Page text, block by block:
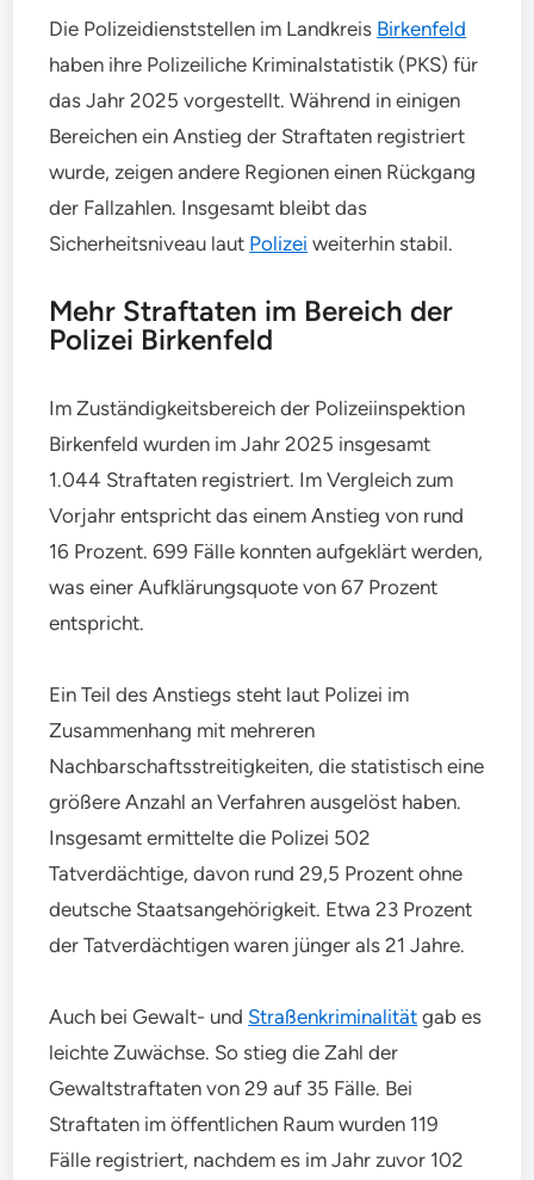
Die Polizeidienststellen im Landkreis Birkenfeld
haben ihre Polizeiliche Kriminalstatistik (PKS) für
das Jahr 2025 vorgestellt. Während in einigen
Bereichen ein Anstieg der Straftaten registriert
wurde, zeigen andere Regionen einen Rückgang
der Fallzahlen. Insgesamt bleibt das
Sicherheitsniveau laut Polizei weiterhin stabil.
Mehr Straftaten im Bereich der
Polizei Birkenfeld
Im Zuständigkeitsbereich der Polizeiinspektion
Birkenfeld wurden im Jahr 2025 insgesamt
1.044 Straftaten registriert. Im Vergleich zum
Vorjahr entspricht das einem Anstieg von rund
16 Prozent. 699 Fälle konnten aufgeklärt werden,
was einer Aufklärungsquote von 67 Prozent
entspricht.
Ein Teil des Anstiegs steht laut Polizei im
Zusammenhang mit mehreren
Nachbarschaftsstreitigkeiten, die statistisch eine
größere Anzahl an Verfahren ausgelöst haben.
Insgesamt ermittelte die Polizei 502
Tatverdächtige, davon rund 29,5 Prozent ohne
deutsche Staatsangehörigkeit. Etwa 23 Prozent
der Tatverdächtigen waren jünger als 21 Jahre.
Auch bei Gewalt- und Straßenkriminalität gab es
leichte Zuwächse. So stieg die Zahl der
Gewaltstraftaten von 29 auf 35 Fälle. Bei
Straftaten im öffentlichen Raum wurden 119
Fälle registriert, nachdem es im Jahr zuvor 102